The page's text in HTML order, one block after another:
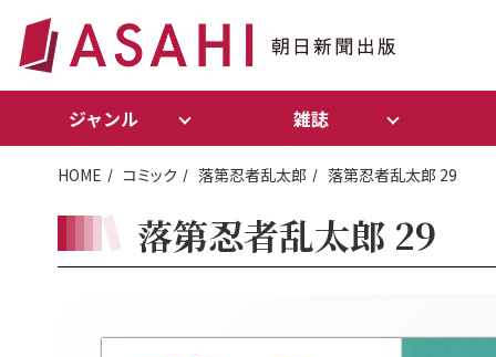
ジャンル 雑誌
HOME コミック 落第忍者乱太郎 落第忍者乱太郎 29
落第忍者乱太郎 29